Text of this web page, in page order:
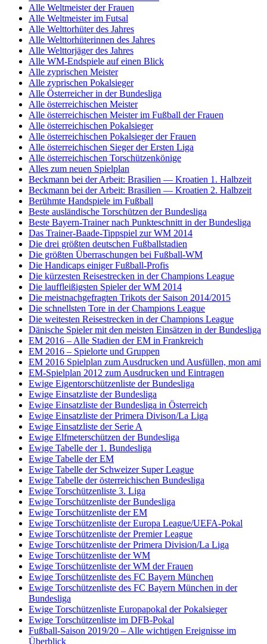
Alle Weltmeister der Frauen
Alle Weltmeister im Futsal
Alle Welttorhüter des Jahres
Alle Welttorhüterinnen des Jahres
Alle Welttorjäger des Jahres
Alle WM-Endspiele auf einen Blick
Alle zyprischen Meister
Alle zyprischen Pokalsieger
Alle Österreicher in der Bundesliga
Alle österreichischen Meister
Alle österreichischen Meister im Fußball der Frauen
Alle österreichischen Pokalsieger
Alle österreichischen Pokalsieger der Frauen
Alle österreichischen Sieger der Ersten Liga
Alle österreichischen Torschützenkönige
Alles zum neuen Spielplan
Beckmann bei der Arbeit: Brasilien — Kroatien 1. Halbzeit
Beckmann bei der Arbeit: Brasilien — Kroatien 2. Halbzeit
Berühmte Handspiele im Fußball
Beste ausländische Torschützen der Bundesliga
Beste Bayern-Trainer nach Punkteschnitt in der Bundesliga
Das Trainer-Baade-Tippspiel zur WM 2014
Die drei größten deutschen Fußballstadien
Die größten Überraschungen bei Fußball-WM
Die Handicaps einiger Fußball-Profis
Die kürzesten Reisestrecken in der Champions League
Die lauffleißigsten Spieler der WM 2014
Die meistnachgefragten Trikots der Saison 2014/2015
Die schnellsten Tore in der Champions League
Die weitesten Reisestrecken in der Champions League
Dänische Spieler mit den meisten Einsätzen in der Bundesliga
EM 2016 – Alle Stadien der EM in Frankreich
EM 2016 – Spielorte und Gruppen
EM 2016 Spielplan zum Ausdrucken und Ausfüllen, mon ami
EM-Spielplan 2012 zum Ausdrucken und Eintragen
Ewige Eigentorschützenliste der Bundesliga
Ewige Einsatzliste der Bundesliga
Ewige Einsatzliste der Bundesliga in Österreich
Ewige Einsatzliste der Primera Divison/La Liga
Ewige Einsatzliste der Serie A
Ewige Elfmeterschützen der Bundesliga
Ewige Tabelle der 1. Bundesliga
Ewige Tabelle der EM
Ewige Tabelle der Schweizer Super League
Ewige Tabelle der österreichischen Bundesliga
Ewige Torschützenliste 3. Liga
Ewige Torschützenliste der Bundesliga
Ewige Torschützenliste der EM
Ewige Torschützenliste der Europa League/UEFA-Pokal
Ewige Torschützenliste der Premier League
Ewige Torschützenliste der Primera Division/La Liga
Ewige Torschützenliste der WM
Ewige Torschützenliste der WM der Frauen
Ewige Torschützenliste des FC Bayern München
Ewige Torschützenliste des FC Bayern München in der
Bundesliga
Ewige Torschützenliste Europapokal der Pokalsieger
Ewige Torschützenliste im DFB-Pokal
Fußball-Saison 2019/20 – Alle wichtigen Ereignisse im
Überblick